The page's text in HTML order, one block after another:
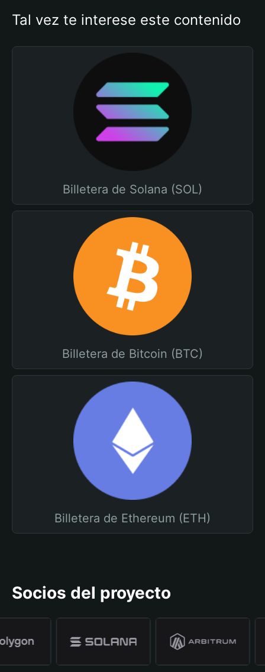
Tal vez te interese este contenido
Billetera de Solana (SOL)
Billetera de Bitcoin (BTC)
Billetera de Ethereum (ETH)
Socios del proyecto